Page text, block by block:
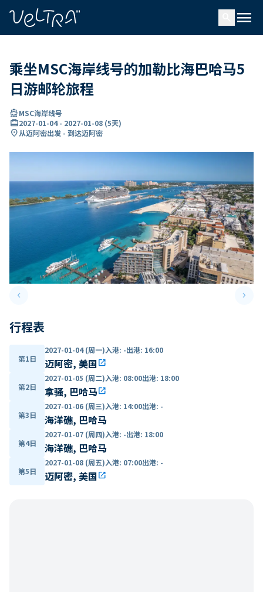
menu
乘坐MSC海岸线号的加勒比海巴哈马5
日游邮轮旅程
directions_boatMSC海岸线号
card_travel2027-01-04- 2027-01-08 (5天)
location_on从迈阿密出发 - 到达迈阿密
keyboard_arrow_leftPrevious slide keyboard_arrow_right
行程表
第1日
2027-01-04 (周一)入港: -出港: 16:00
迈阿密, 美国open_in_new
第2日
2027-01-05 (周二)入港: 08:00出港: 18:00
拿骚, 巴哈马open_in_new
第3日
2027-01-06 (周三)入港: 14:00出港: -
海洋礁, 巴哈马
第4日
2027-01-07 (周四)入港: -出港: 18:00
海洋礁, 巴哈马
第5日
2027-01-08 (周五)入港: 07:00出港: -
迈阿密, 美国open_in_new